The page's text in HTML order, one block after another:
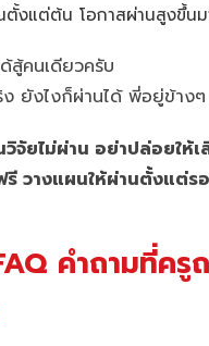
ตั้งแต่ต้น โอกาสผ่านสูงขึ้น
สู้คนเดียวครับ
ง ยังไงก็ผ่านได้ พี่อยู่ข้าง
วิจัยไม่ผ่าน อย่าปล่อยให้
รี วางแผนให้ผ่านตั้งแต่ร
คำถามที่ค